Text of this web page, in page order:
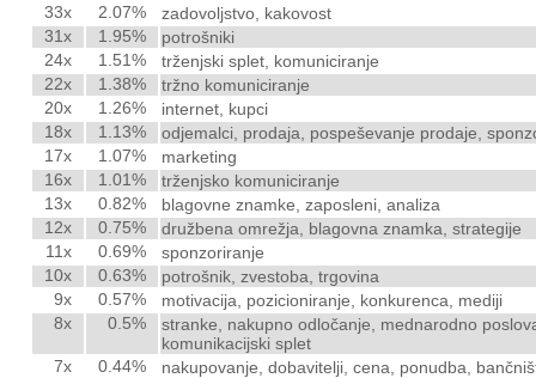
33x
2.07%
zadovoljstvo, kakovost
31x
1.95%
potrošniki
24x
1.51%
trženjski splet, komuniciranje
22x
1.38%
tržno komuniciranje
20x
1.26%
internet, kupci
18x
1.13%
odjemalci, prodaja, pospeševanje prodaje,
17x
1.07%
marketing
16x
1.01%
trženjsko komuniciranje
13x
0.82%
blagovne znamke, zaposleni, analiza
12x
0.75%
družbena omrežja, blagovna znamka, strategije
11x
0.69%
sponzoriranje
10x
0.63%
potrošnik, zvestoba, trgovina
9x
0.57%
motivacija, pozicioniranje, konkurenca, mediji
8x
0.5%
stranke, nakupno odločanje, mednarodno
komunikacijski splet
7x
0.44%
nakupovanje, dobavitelji, cena, ponudba,